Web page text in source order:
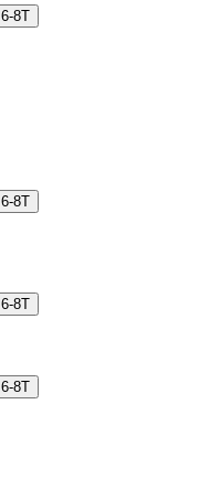
6-8T
6-8T
6-8T
6-8T